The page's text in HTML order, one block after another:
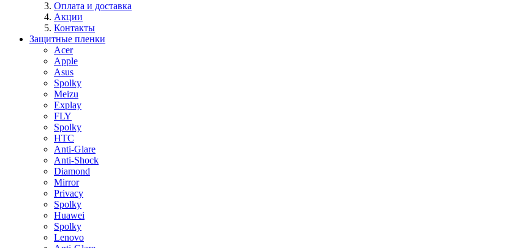
Оплата и доставка
Акции
Контакты
Защитные пленки
Acer
Apple
Asus
Spolky
Meizu
Explay
FLY
Spolky
HTC
Anti-Glare
Anti-Shock
Diamond
Mirror
Privacy
Spolky
Huawei
Spolky
Lenovo